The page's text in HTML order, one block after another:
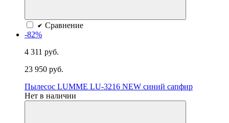
Сравнение
-82%
4 311 руб.
23 950 руб.
Пылесос LUMME LU-3216 NEW синий сапфир
Нет в наличии